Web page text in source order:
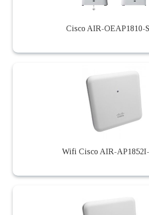
Cisco AIR-OEAP1810-
Wifi Cisco AIR-